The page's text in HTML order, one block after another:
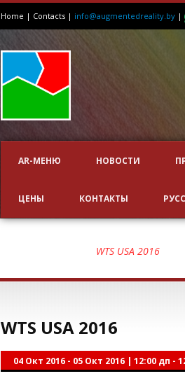
Home | Contacts | info@augmentedreality.by |
AR-МЕНЮ НОВОСТИ
ЦЕНЫ КОНТАКТЫ
WTS USA 2016
WTS USA 2016
04 Окт 2016 - 05 Окт 2016 | 12:00 дп -